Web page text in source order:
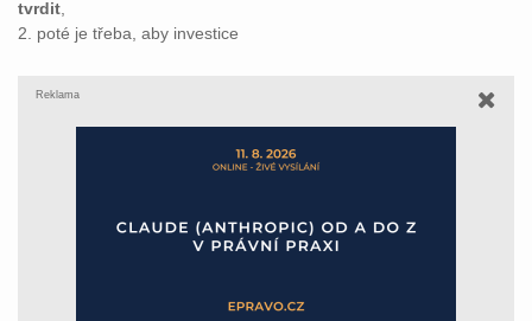
tvrdit
2. poté je třeba, aby investice
Reklama